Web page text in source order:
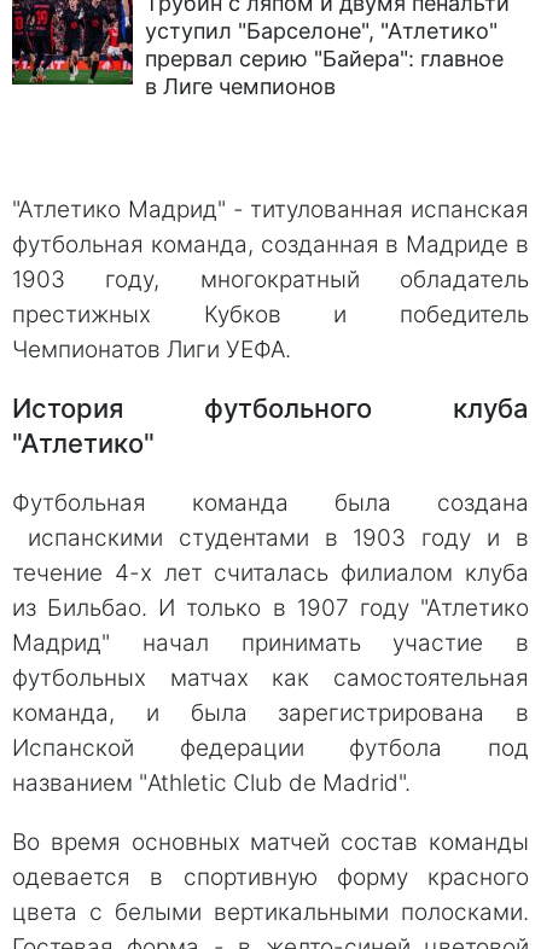
уступил "Барселоне", "Атлетико"
прервал серию "Байера": главное
в Лиге чемпионов
"Атлетико Мадрид" - титулованная испанская
футбольная команда, созданная в Мадриде в
1903 году, многократный обладатель
престижных Кубков и победитель
Чемпионатов Лиги УЕФА.
История футбольного клуба
"Атлетико"
Футбольная команда была создана
испанскими студентами в 1903 году и в
течение 4-х лет считалась филиалом клуба
из Бильбао. И только в 1907 году "Атлетико
Мадрид" начал принимать участие в
футбольных матчах как самостоятельная
команда, и была зарегистрирована в
Испанской федерации футбола под
названием "Athletic Club de Madrid".
Во время основных матчей состав команды
одевается в спортивную форму красного
цвета с белыми вертикальными полосками.